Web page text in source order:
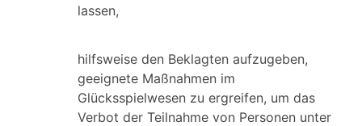
lassen,
hilfsweise den Beklagten aufzugeben,
geeignete Maßnahmen im
Glücksspielwesen zu ergreifen, um das
Verbot der Teilnahme von Personen unter